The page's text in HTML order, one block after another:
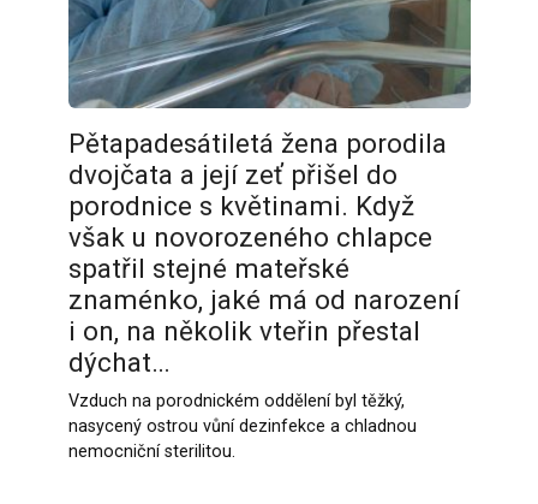
Pětapadesátiletá žena porodila
dvojčata a její zeť přišel do
porodnice s květinami. Když
však u novorozeného chlapce
spatřil stejné mateřské
znaménko, jaké má od narození
i on, na několik vteřin přestal
dýchat…
Vzduch na porodnickém oddělení byl těžký,
nasycený ostrou vůní dezinfekce a chladnou
nemocniční sterilitou.